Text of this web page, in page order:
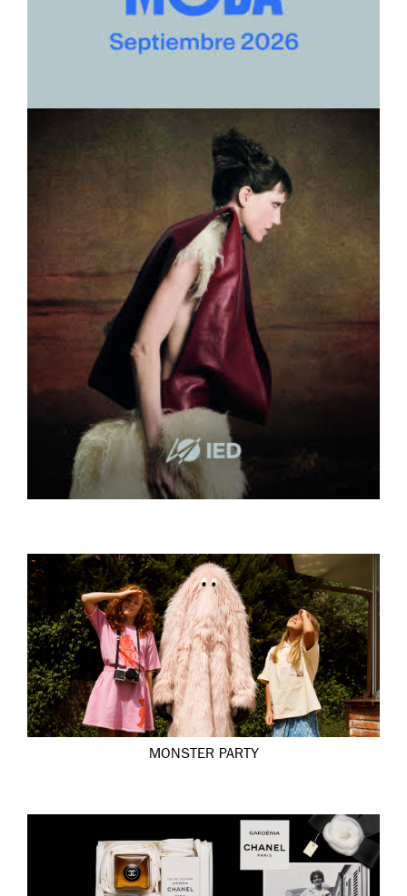
MONSTER PARTY